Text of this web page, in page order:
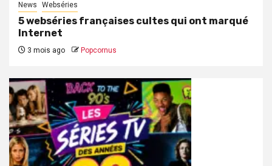
News Webséries
5 webséries françaises cultes qui ont marqué
Internet
3 mois ago Popcornus